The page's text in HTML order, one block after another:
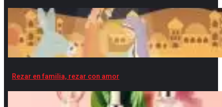
Rezar en familia, rezar con amor